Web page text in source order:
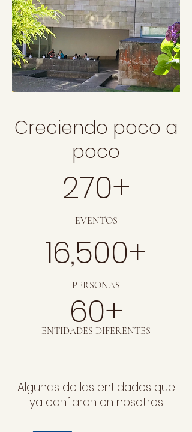
Creciendo poco a
poco
270+
EVENTOS
16,500+
PERSONAS
60+
ENTIDADES DIFERENTES
Algunas de las entidades que
ya confiaron en nosotros